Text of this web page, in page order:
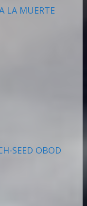
LA MUERTE
SEED OBOD